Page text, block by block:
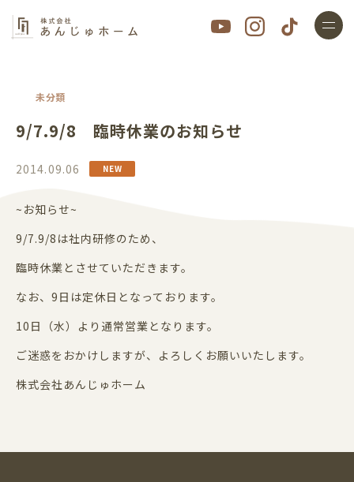
未分類
9/7.9/8 臨時休業のお知らせ
2014.09.06
~お知らせ~
9/7.9/8は社内研修のため、
臨時休業とさせていただきます。
なお、9日は定休日となっております。
10日（水）より通常営業となります。
ご迷惑をおかけしますが、よろしくお願いいたします。
株式会社あんじゅホーム